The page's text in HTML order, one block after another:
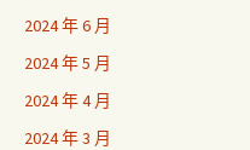
2024 年 6 月
2024 年 5 月
2024 年 4 月
2024 年 3 月